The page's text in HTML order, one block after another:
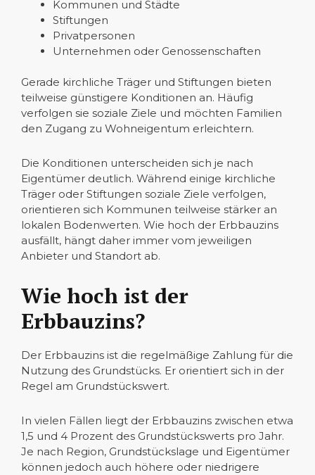
Kommunen und Städte
Stiftungen
Privatpersonen
Unternehmen oder Genossenschaften
Gerade kirchliche Träger und Stiftungen bieten
teilweise günstigere Konditionen an. Häufig
verfolgen sie soziale Ziele und möchten Familien
den Zugang zu Wohneigentum erleichtern.
Die Konditionen unterscheiden sich je nach
Eigentümer deutlich. Während einige kirchliche
Träger oder Stiftungen soziale Ziele verfolgen,
orientieren sich Kommunen teilweise stärker an
lokalen Bodenwerten. Wie hoch der Erbbauzins
ausfällt, hängt daher immer vom jeweiligen
Anbieter und Standort ab.
Wie hoch ist der
Erbbauzins?
Der Erbbauzins ist die regelmäßige Zahlung für die
Nutzung des Grundstücks. Er orientiert sich in der
Regel am Grundstückswert.
In vielen Fällen liegt der Erbbauzins zwischen etwa
1,5 und 4 Prozent des Grundstückswerts pro Jahr.
Je nach Region, Grundstückslage und Eigentümer
können jedoch auch höhere oder niedrigere